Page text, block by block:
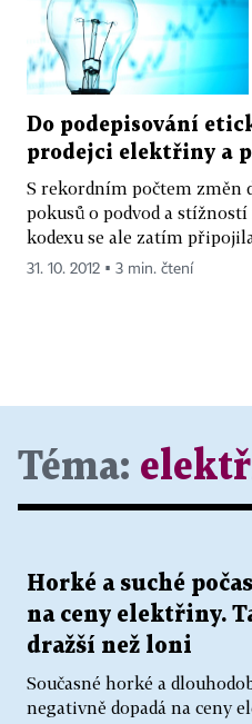
Do podepisování
prodejci elektřiny a
S rekordním počtem změn
pokusů o podvod a
kodexu se ale zatím
31. 10. 2012 ▪ 3 min. čtení
Téma:
Horké a suché
na ceny elektřiny.
dražší než loni
Současné horké a
negativně dopadá na ceny